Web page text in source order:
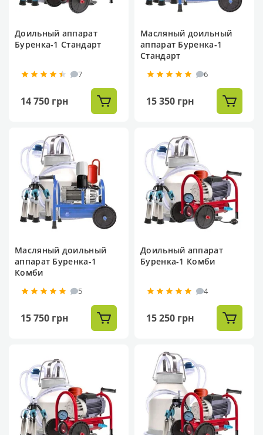
Доильный аппарат
Буренка-1 Стандарт
7
14 750 грн
Масляный доильный
аппарат Буренка-1
Стандарт
6
15 350 грн
Масляный доильный
аппарат Буренка-1
Комби
5
15 750 грн
Доильный аппарат
Буренка-1 Комби
4
15 250 грн